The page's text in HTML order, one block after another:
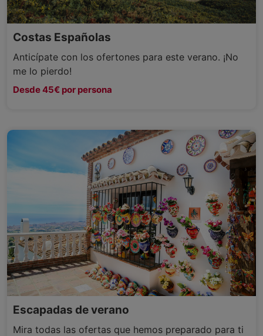
Costas Españolas
Anticípate con los ofertones para este verano. ¡No
me lo pierdo!
Desde 45€ por persona
Escapadas de verano
Mira todas las ofertas que hemos preparado para ti